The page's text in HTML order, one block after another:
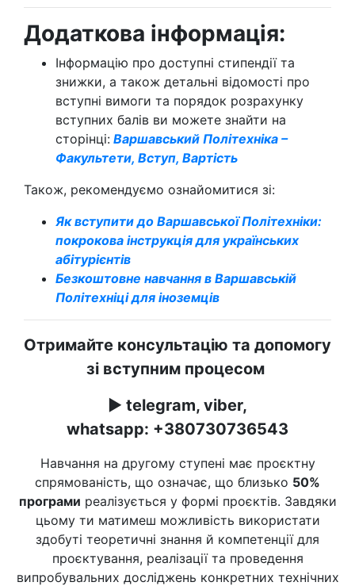
Додаткова інформація:
Інформацію про доступні стипендії та
знижки, а також детальні відомості про
вступні вимоги та порядок розрахунку
вступних балів ви можете знайти на
сторінці: Варшавський Політехніка –
Факультети, Вступ, Вартість
Також, рекомендуємо ознайомитися зі:
Як вступити до Варшавської Політехніки:
покрокова інструкція для українських
абітурієнтів
Безкоштовне навчання в Варшавській
Політехніці для іноземців
Отримайте консультацію та допомогу
зі вступним процесом
► telegram, viber,
whatsapp: +380730736543
Навчання на другому ступені має проєктну
спрямованість, що означає, що близько 50%
програми реалізується у формі проєктів. Завдяки
цьому ти матимеш можливість використати
здобуті теоретичні знання й компетенції для
проєктування, реалізації та проведення
випробувальних досліджень конкретних технічних